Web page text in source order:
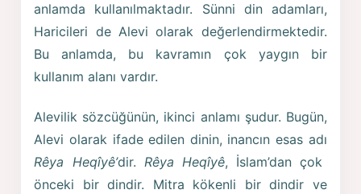
anlamda kullanılmaktadır. Sünni din adamları,
Haricileri de Alevi olarak değerlendirmektedir.
Bu anlamda, bu kavramın çok yaygın bir
kullanım alanı vardır.
Alevilik sözcüğünün, ikinci anlamı şudur. Bugün,
Alevi olarak ifade edilen dinin, inancın esas adı
Rêya Heqîyê’dir. Rêya Heqîyê, İslam’dan çok
önceki bir dindir. Mitra kökenli bir dindir ve